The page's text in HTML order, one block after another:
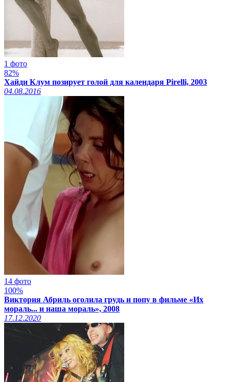
1 фото
82%
Хайди Клум позирует голой для календаря Pirelli, 2003
04.08.2016
14 фото
100%
Виктория Абриль оголила грудь и попу в фильме «Их
мораль... и наша мораль», 2008
17.12.2020